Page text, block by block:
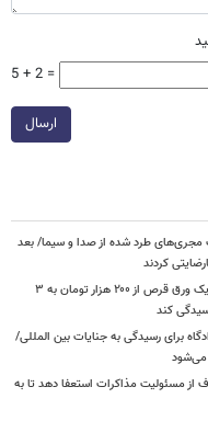
5 + 2 =
ارسال
مجری‌های طرد شده از صدا و سیما/ بعد
حمله یک نماینده مجلس به دولت در جلسه وبیناری/ یک ورق قرص از ۲۰۰ هزار تومان به ۳
کند
برای رسیدگی به جنایات بین المللی/
می‌شود
مسئولیت مذاکرات استعفا دهد تا به